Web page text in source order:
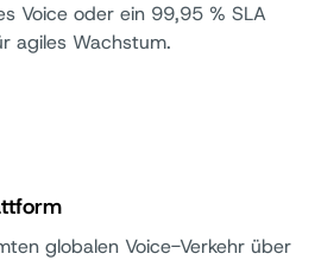
Voice oder ein 99,95 % SLA
agiles Wachstum.
globalen Voice-Verkehr über